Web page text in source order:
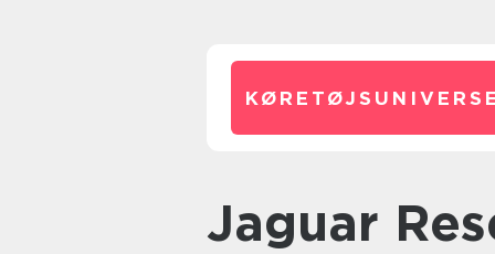
Jaguar